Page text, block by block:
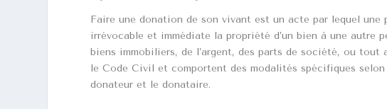
Faire une donation de son vivant est un acte par lequel une
irrévocable et immédiate la propriété d’un bien à une autre
biens immobiliers, de l’argent, des parts de société, ou
le Code Civil et comportent des modalités spécifiques
donateur et le donataire.